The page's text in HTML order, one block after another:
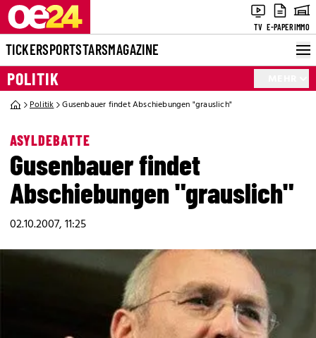
TV E-PAPERIMMO
TICKERSPORTSTARSMAGAZINE
POLITIK
Politik Gusenbauer findet Abschiebungen "grauslich"
ASYLDEBATTE
Gusenbauer findet
Abschiebungen "grauslich"
02.10.2007, 11:25